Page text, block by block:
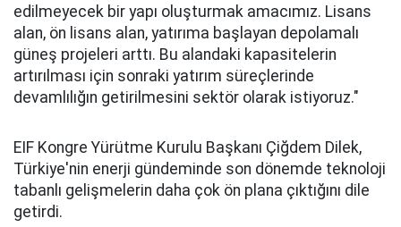
edilmeyecek bir yapı oluşturmak amacımız. Lisans
alan, ön lisans alan, yatırıma başlayan depolamalı
güneş projeleri arttı. Bu alandaki kapasitelerin
artırılması için sonraki yatırım süreçlerinde
devamlılığın getirilmesini sektör olarak istiyoruz."
EIF Kongre Yürütme Kurulu Başkanı Çiğdem Dilek,
Türkiye'nin enerji gündeminde son dönemde teknoloji
tabanlı gelişmelerin daha çok ön plana çıktığını dile
getirdi.